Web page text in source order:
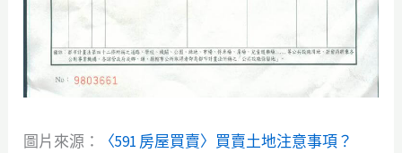
圖片來源： 〈591 房屋買賣〉買賣土地注意事項？